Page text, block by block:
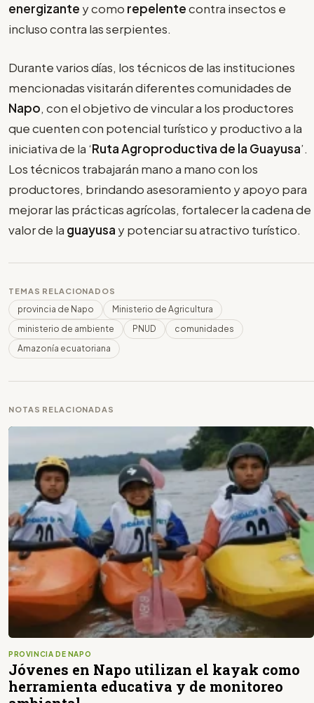
energizante y como repelentecontra insectos e
incluso contra las serpientes.
Durante varios días, los técnicos de las instituciones
mencionadas visitarán diferentes comunidades de
Napo, con el objetivo de vincular a los productores
que cuenten con potencial turístico y productivo a la
iniciativa de la ‘Ruta Agroproductiva de la Guayusa’.
Los técnicos trabajarán mano a mano con los
productores, brindando asesoramiento y apoyo para
mejorar las prácticas agrícolas, fortalecer la cadena de
valor de la guayusa y potenciar su atractivo turístico.
TEMAS RELACIONADOS
provincia de Napo
Ministerio de Agricultura
ministerio de ambiente
PNUD
comunidades
Amazonía ecuatoriana
NOTAS RELACIONADAS
PROVINCIA DE NAPO
Jóvenes en Napo utilizan el kayak como
herramienta educativa y de monitoreo